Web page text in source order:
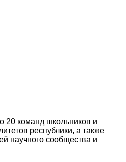
20 команд школьников и
республики, а также
научного сообщества и